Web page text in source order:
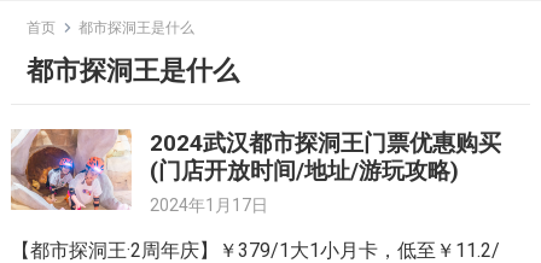
content
首页 都市探洞王是什么
都市探洞王是什么
2024武汉都市探洞王门票优惠购买
(门店开放时间/地址/游玩攻略)
2024年1月17日
【都市探洞王·2周年庆】￥379/1大1小月卡，低至￥11.2/